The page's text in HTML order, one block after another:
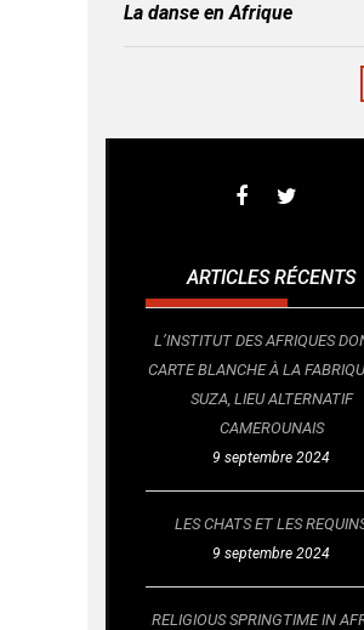
La danse en Afrique
ARTICLES RÉCENTS
L’INSTITUT DES AFRIQUES
CARTE BLANCHE À LA
SUZA, LIEU ALTERNATIF
CAMEROUNAIS
9 septembre 2024
LES CHATS ET LES
9 septembre 2024
RELIGIOUS SPRINGTIME IN